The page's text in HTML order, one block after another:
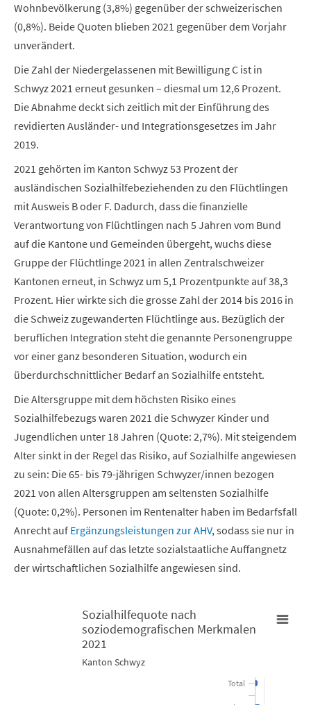
Wohnbevölkerung (3,8%) gegenüber der schweizerischen
(0,8%). Beide Quoten blieben 2021 gegenüber dem Vorjahr
unverändert.
Die Zahl der Niedergelassenen mit Bewilligung C ist in
Schwyz 2021 erneut gesunken – diesmal um 12,6 Prozent.
Die Abnahme deckt sich zeitlich mit der Einführung des
revidierten Ausländer- und Integrationsgesetzes im Jahr
2019.
2021 gehörten im Kanton Schwyz 53 Prozent der
ausländischen Sozialhilfebeziehenden zu den Flüchtlingen
mit Ausweis B oder F. Dadurch, dass die finanzielle
Verantwortung von Flüchtlingen nach 5 Jahren vom Bund
auf die Kantone und Gemeinden übergeht, wuchs diese
Gruppe der Flüchtlinge 2021 in allen Zentralschweizer
Kantonen erneut, in Schwyz um 5,1 Prozentpunkte auf 38,3
Prozent. Hier wirkte sich die grosse Zahl der 2014 bis 2016 in
die Schweiz zugewanderten Flüchtlinge aus. Bezüglich der
beruflichen Integration steht die genannte Personengruppe
vor einer ganz besonderen Situation, wodurch ein
überdurchschnittlicher Bedarf an Sozialhilfe entsteht.
Die Altersgruppe mit dem höchsten Risiko eines
Sozialhilfebezugs waren 2021 die Schwyzer Kinder und
Jugendlichen unter 18 Jahren (Quote: 2,7%). Mit steigendem
Alter sinkt in der Regel das Risiko, auf Sozialhilfe angewiesen
zu sein: Die 65- bis 79-jährigen Schwyzer/innen bezogen
2021 von allen Altersgruppen am seltensten Sozialhilfe
(Quote: 0,2%). Personen im Rentenalter haben im Bedarfsfall
Anrecht auf Ergänzungsleistungen zur AHV, sodass sie nur in
Ausnahmefällen auf das letzte sozialstaatliche Auffangnetz
der wirtschaftlichen Sozialhilfe angewiesen sind.
Sozialhilfequote nach soziodemografischen Merkmalen 2021
Sozialhilfequote nach
soziodemografischen Merkmalen
2021
Kanton Schwyz
Total